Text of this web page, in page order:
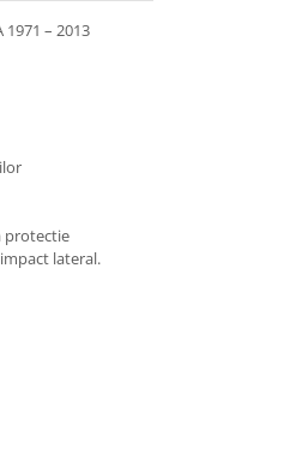
– 2013
protectie
lateral.